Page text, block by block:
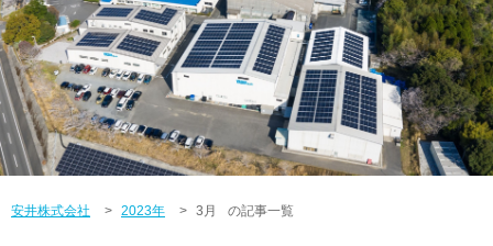
安井株式会社 > 2023年 > 3月 の記事一覧